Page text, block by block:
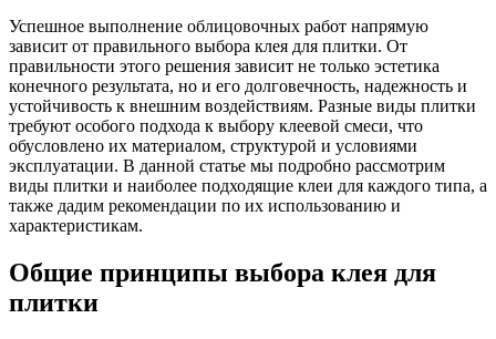
Успешное выполнение облицовочных работ напрямую
зависит от правильного выбора клея для плитки. От
правильности этого решения зависит не только эстетика
конечного результата, но и его долговечность, надежность и
устойчивость к внешним воздействиям. Разные виды плитки
требуют особого подхода к выбору клеевой смеси, что
обусловлено их материалом, структурой и условиями
эксплуатации. В данной статье мы подробно рассмотрим
виды плитки и наиболее подходящие клеи для каждого типа, а
также дадим рекомендации по их использованию и
характеристикам.
Общие принципы выбора клея для
плитки